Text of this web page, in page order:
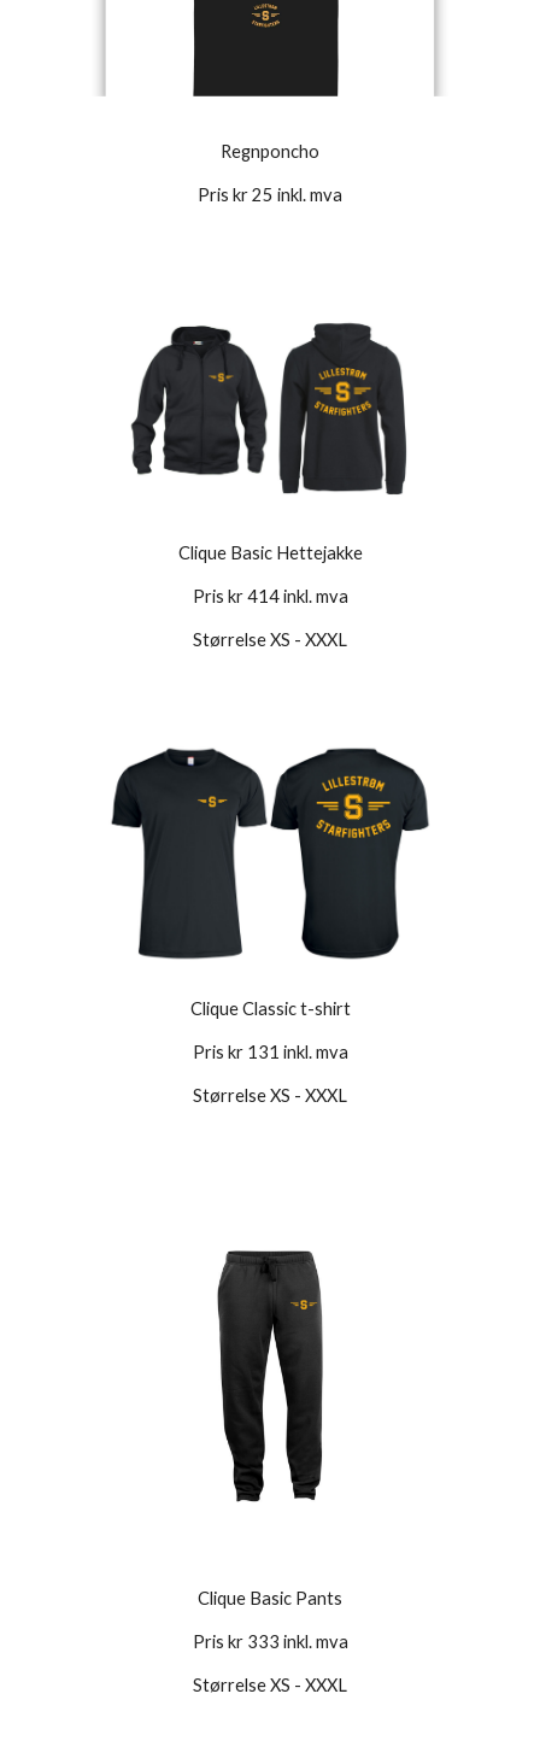
Regnponcho
Pris kr 25 inkl. mva
Clique Basic Hettejakke
Pris kr 414 inkl. mva
Størrelse XS - XXXL
Clique Classic t-shirt
Pris kr 131 inkl. mva
Størrelse XS - XXXL
Clique Basic Pants
Pris kr 333 inkl. mva
Størrelse XS - XXXL